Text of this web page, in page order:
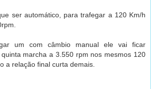
ser automático, para trafegar a 120 Km/h
um com câmbio manual ele vai ficar
marcha a 3.550 rpm nos mesmos 120
a relação final curta demais.